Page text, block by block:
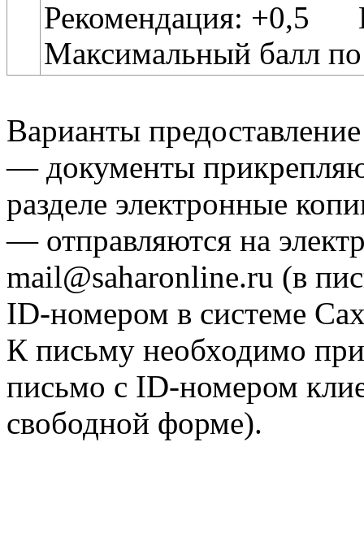
Рекомендация:
Максимальный балл
Варианты
— документы
разделе электронные
— отправляются на
mail@saharonline.ru (в
ID-номером в системе
К письму необходимо
письмо с ID-номером
свободной форме).